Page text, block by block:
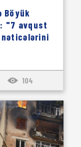
Böyük
"7 avqust
nəticələrini
104